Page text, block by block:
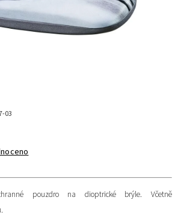
03
pouzdro na dioptrické brýle. Včetně